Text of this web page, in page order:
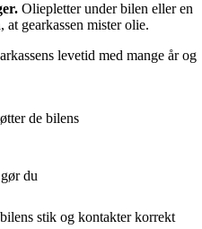
Oliepletter under bilen eller en
gearkassen mister olie.
levetid med mange år og
de bilens
du
stik og kontakter korrekt